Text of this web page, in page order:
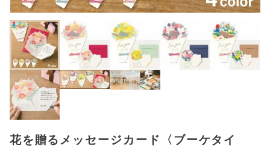
花を贈るメッセージカード〈ブーケタイ